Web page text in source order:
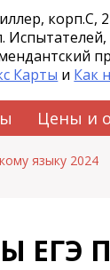
корп.С,
Карты и Как
Цены и
языку 2024
ЕГЭ